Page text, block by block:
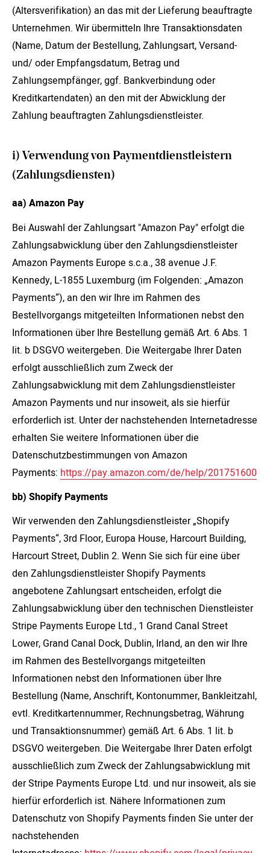
(Altersverifikation) an das mit der Lieferung beauftragte
Unternehmen. Wir übermitteln Ihre Transaktionsdaten
(Name, Datum der Bestellung, Zahlungsart, Versand-
und/ oder Empfangsdatum, Betrag und
Zahlungsempfänger, ggf. Bankverbindung oder
Kreditkartendaten) an den mit der Abwicklung der
Zahlung beauftragten Zahlungsdienstleister.
i) Verwendung von Paymentdienstleistern
(Zahlungsdiensten)
aa) Amazon Pay
Bei Auswahl der Zahlungsart "Amazon Pay" erfolgt die
Zahlungsabwicklung über den Zahlungsdienstleister
Amazon Payments Europe s.c.a., 38 avenue J.F.
Kennedy, L-1855 Luxemburg (im Folgenden: „Amazon
Payments“), an den wir Ihre im Rahmen des
Bestellvorgangs mitgeteilten Informationen nebst den
Informationen über Ihre Bestellung gemäß Art. 6 Abs. 1
lit. b DSGVO weitergeben. Die Weitergabe Ihrer Daten
erfolgt ausschließlich zum Zweck der
Zahlungsabwicklung mit dem Zahlungsdienstleister
Amazon Payments und nur insoweit, als sie hierfür
erforderlich ist. Unter der nachstehenden Internetadresse
erhalten Sie weitere Informationen über die
Datenschutzbestimmungen von Amazon
Payments: https://pay.amazon.com/de/help/201751600
bb) Shopify Payments
Wir verwenden den Zahlungsdienstleister „Shopify
Payments“, 3rd Floor, Europa House, Harcourt Building,
Harcourt Street, Dublin 2. Wenn Sie sich für eine über
den Zahlungsdienstleister Shopify Payments
angebotene Zahlungsart entscheiden, erfolgt die
Zahlungsabwicklung über den technischen Dienstleister
Stripe Payments Europe Ltd., 1 Grand Canal Street
Lower, Grand Canal Dock, Dublin, Irland, an den wir Ihre
im Rahmen des Bestellvorgangs mitgeteilten
Informationen nebst den Informationen über Ihre
Bestellung (Name, Anschrift, Kontonummer, Bankleitzahl,
evtl. Kreditkartennummer, Rechnungsbetrag, Währung
und Transaktionsnummer) gemäß Art. 6 Abs. 1 lit. b
DSGVO weitergeben. Die Weitergabe Ihrer Daten erfolgt
ausschließlich zum Zweck der Zahlungsabwicklung mit
der Stripe Payments Europe Ltd. und nur insoweit, als sie
hierfür erforderlich ist. Nähere Informationen zum
Datenschutz von Shopify Payments finden Sie unter der
nachstehenden